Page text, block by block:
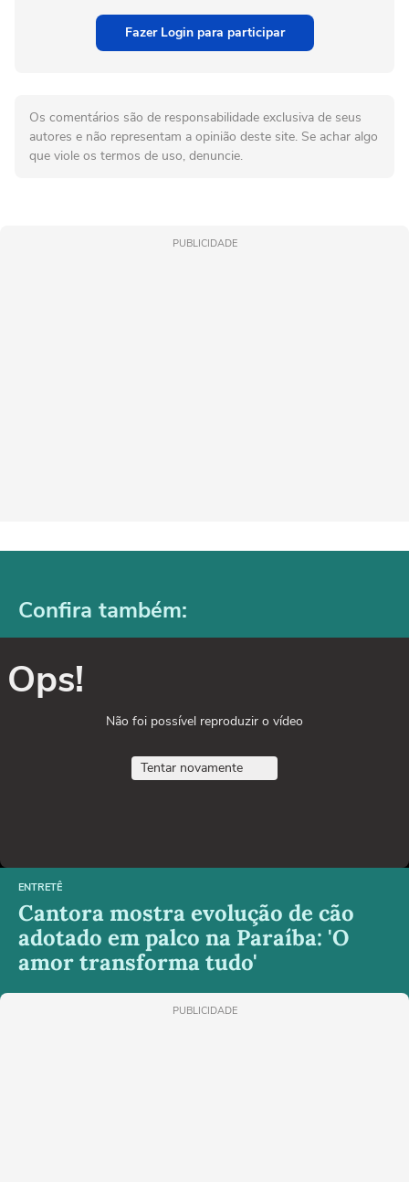
Fazer Login para participar
Os comentários são de responsabilidade exclusiva de seus
autores e não representam a opinião deste site. Se achar algo
que viole os termos de uso, denuncie.
PUBLICIDADE
Confira também:
Ops!
Não foi possível reproduzir o vídeo
Tentar novamente
ENTRETÊ
Cantora mostra evolução de cão
adotado em palco na Paraíba: 'O
amor transforma tudo'
PUBLICIDADE